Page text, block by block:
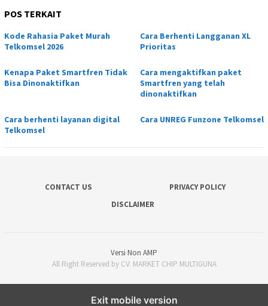
POS TERKAIT
Kode Rahasia Paket Murah
Telkomsel 2026
Cara Berhenti Langganan XL
Prioritas
Kenapa Paket Smartfren Tidak
Bisa Dinonaktifkan
Cara mengaktifkan paket
Smartfren yang telah
dinonaktifkan
Cara berhenti layanan digital
Telkomsel
Cara UNREG Funzone Telkomsel
CONTACT US
PRIVACY POLICY
DISCLAIMER
Versi Non AMP
All Right Reserved by CV. MARKET CHIP MULTIGUNA
Exit mobile version